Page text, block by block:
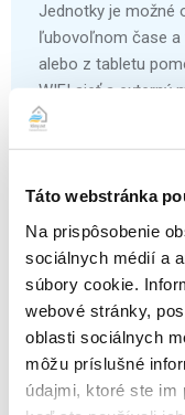
Táto webstránka
Na prispôsobenie
sociálnych médií a
súbory cookie.
webové stránky,
oblasti sociálnych
môžu príslušné
údajmi, ktoré ste im
Jednotky je možné
ľubovoľnom čase
alebo z tabletu
WIFI sieť a externý
Samodiagnostika
Zjednodušuje
prevádzkových